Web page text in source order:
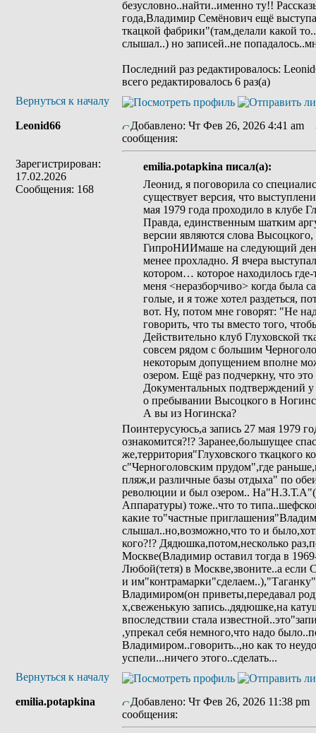
безусловно..найти..именно ту!!
года,Владимир Семёнович ещё
ткацкой фабрики"(там,делали какой
слышал..) но записей..не
Последний раз редактировалось:
всего редактировалось 6 раз(а)
Вернуться к началу
Leonid66
Зарегистрирован:
17.02.2026
Сообщения: 168
Добавлено: Чт Фев 26, 2026 4:41 am
сообщения:
emilia.potapkina писал(а):
Леонид, я поговорила со
существует версия, что
мая 1979 года проходило в клубе
Правда, единственным шатким
версии являются слова
ГипроНИИмаше на следующий
менее прохладно. Я вчера
котором… которое находилось
меня <неразборчиво> когда была
голые, и я тоже хотел раздеться,
вот. Ну, потом мне говорят: "Не
говорить, что ты вместо того,
Действительно клуб Глуховской
совсем рядом с большим
некоторым допущением вполне
озером. Ещё раз подчеркну, что
Документальных подтверждений
о пребывании Высоцкого в
А вы из Ногинска?
Поинтерусуюсь,а запись 27 мая 1979
ознакомится?!? Заранее,большущее
же,территория"Глуховского ткацкого
с"Черноголовским прудом",где
пляж,и различные базы отдыха" по
революции и был озером..
Аппаратуры) тоже..что то
какие то"частные
слышал..но,возможно,что то и
кого?!? Дядюшка,потом,несколько
Москве(Владимир оставил тогда в
Любой(тетя) в Москве,звоните..а если
и
Владимиром(он приветы,передавал
х,свеженькую запись..дядюшке,на
впоследствии стала
,упрекал себя немного,что надо
Владимиром..говорить..,но как то
успели...ничего этого..сделать...
Вернуться к началу
emilia.potapkina Добавлено: Чт Фев 26, 2026 11:38 pm
сообщения: